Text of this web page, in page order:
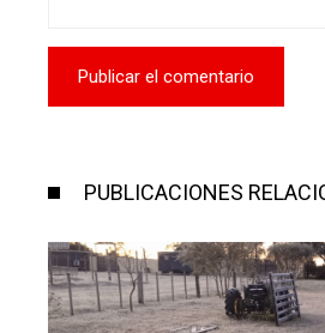
PUBLICACIONES